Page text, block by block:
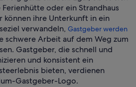
oder ein Strandhaus
können ihre Unterkunft in ein
verwandeln, Gastgeber werden
schwere Arbeit auf dem Weg zum
Gastgeber, die schnell und
und konsistent ein
bieten, verdienen
Gastgeber-Logo.